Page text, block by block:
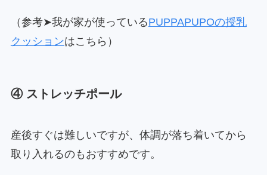
（参考➤我が家が使っているPUPPAPUPOの授乳
クッションはこちら）
④ ストレッチポール
産後すぐは難しいですが、体調が落ち着いてから
取り入れるのもおすすめです。